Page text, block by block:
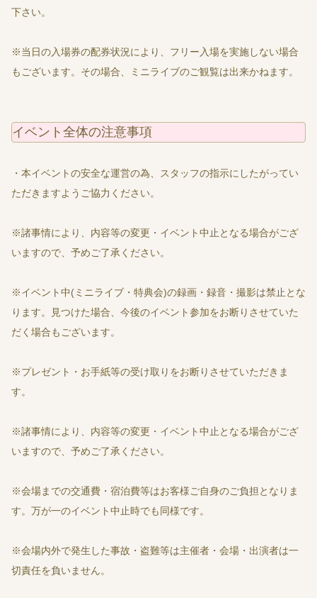
下さい。
※当日の入場券の配券状況により、フリー入場を実施しない場合
もございます。その場合、ミニライブのご観覧は出来かねます。
イベント全体の注意事項
・本イベントの安全な運営の為、スタッフの指示にしたがってい
ただきますようご協力ください。
※諸事情により、内容等の変更・イベント中止となる場合がござ
いますので、予めご了承ください。
※イベント中(ミニライブ・特典会)の録画・録音・撮影は禁止とな
ります。見つけた場合、今後のイベント参加をお断りさせていた
だく場合もございます。
※プレゼント・お手紙等の受け取りをお断りさせていただきま
す。
※諸事情により、内容等の変更・イベント中止となる場合がござ
いますので、予めご了承ください。
※会場までの交通費・宿泊費等はお客様ご自身のご負担となりま
す。万が一のイベント中止時でも同様です。
※会場内外で発生した事故・盗難等は主催者・会場・出演者は一
切責任を負いません。